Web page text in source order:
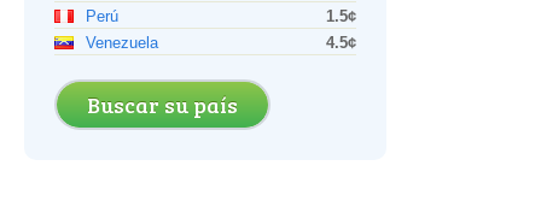
Perú
1.5¢
Venezuela
4.5¢
Buscar su país